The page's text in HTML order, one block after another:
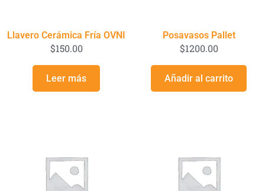
Llavero Cerámica Fría OVNI
$150.00
Leer más
Posavasos Pallet
$1200.00
Añadir al carrito